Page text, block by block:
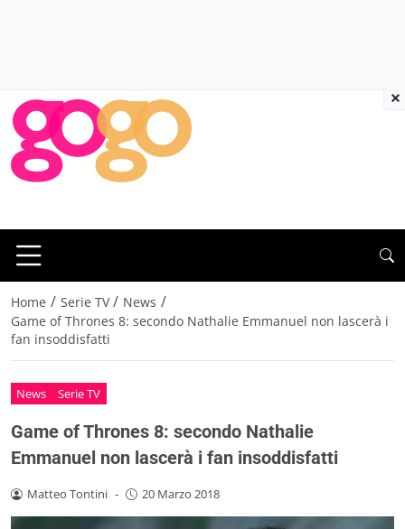
Home / Serie TV / News /
Game of Thrones 8: secondo Nathalie Emmanuel non lascerà i
fan insoddisfatti
News Serie TV
Game of Thrones 8: secondo Nathalie
Emmanuel non lascerà i fan insoddisfatti
Matteo Tontini - 20 Marzo 2018
×